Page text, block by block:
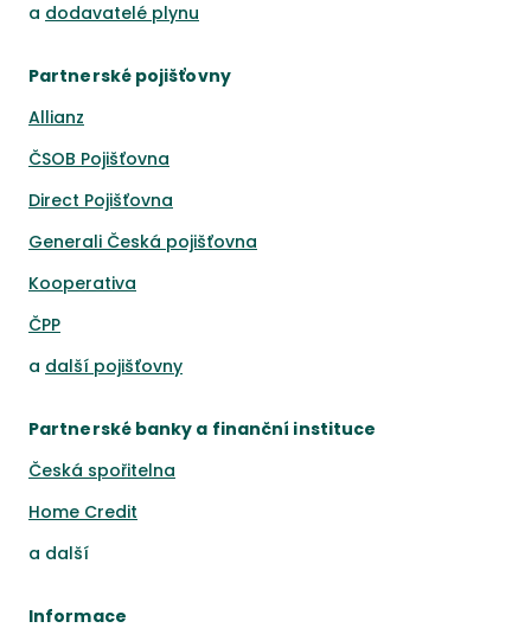
a dodavatelé plynu
Partnerské pojišťovny
Allianz
ČSOB Pojišťovna
Direct Pojišťovna
Generali Česká pojišťovna
Kooperativa
ČPP
a další pojišťovny
Partnerské banky a finanční instituce
Česká spořitelna
Home Credit
a další
Informace